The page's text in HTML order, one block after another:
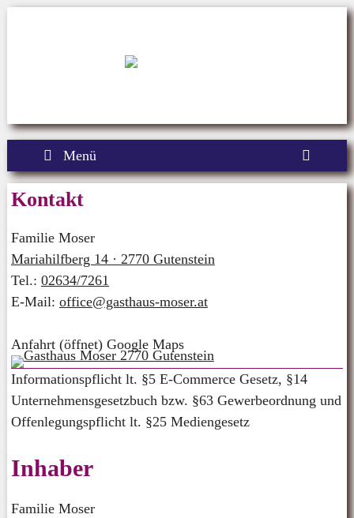
Menü
Kontakt
Familie Moser
Mariahilfberg 14 · 2770 Gutenstein
Tel.: 02634/7261
E-Mail: office@gasthaus-moser.at
Anfahrt (öffnet) Google Maps
Informationspflicht lt. §5 E-Commerce Gesetz, §14
Unternehmensgesetzbuch bzw. §63 Gewerbeordnung und
Offenlegungspflicht lt. §25 Mediengesetz
Inhaber
Familie Moser